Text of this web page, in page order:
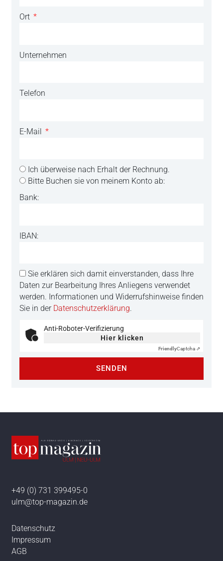
Ort
Unternehmen
Telefon
E-Mail
Ich überweise nach Erhalt der Rechnung.
Bitte Buchen sie von meinem Konto ab:
Bank:
IBAN:
Sie erklären sich damit einverstanden, dass Ihre
Daten zur Bearbeitung Ihres Anliegens verwendet
werden. Informationen und Widerrufshinweise finden
Sie in der Datenschutzerklärung.
Anti-Roboter-Verifizierung
Hier klicken
FriendlyCaptcha ⇗
SENDEN
+49 (0) 731 399495-0
ulm@top-magazin.de
Datenschutz
Impressum
AGB